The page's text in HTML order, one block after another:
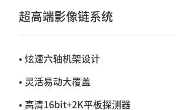
超高端影像链系统
• 炫速六轴机架设计
• 灵活易动大覆盖
• 高清16bit+2K平板探测器